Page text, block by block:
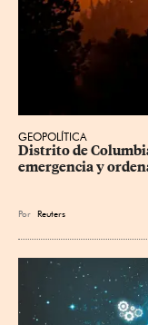
GEOPOLÍTICA
Distrito de
emergencia y
Por Reuters